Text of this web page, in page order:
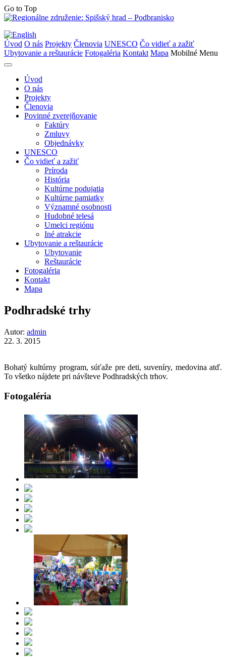
Go to Top
Úvod O nás Projekty Členovia UNESCO Čo vidieť a zažiť
Ubytovanie a reštaurácie Fotogaléria Kontakt Mapa Mobilné Menu
Úvod
O nás
Projekty
Členovia
Povinné zverejňovanie
Faktúry
Zmluvy
Objednávky
UNESCO
Čo vidieť a zažiť
Príroda
História
Kultúrne podujatia
Kultúrne pamiatky
Významné osobnosti
Hudobné telesá
Umelci regiónu
Iné atrakcie
Ubytovanie a reštaurácie
Ubytovanie
Reštaurácie
Fotogaléria
Kontakt
Mapa
Podhradské trhy
Autor: admin
22. 3. 2015
Bohatý kultúrny program, súťaže pre deti, suveníry, medovina atď.
To všetko nájdete pri návšteve Podhradských trhov.
Fotogaléria